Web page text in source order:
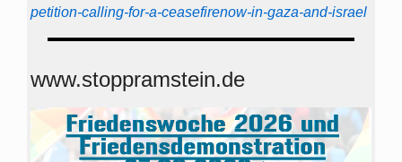
petition-calling-for-a-ceasefirenow-in-gaza-and-israel
www.stoppramstein.de